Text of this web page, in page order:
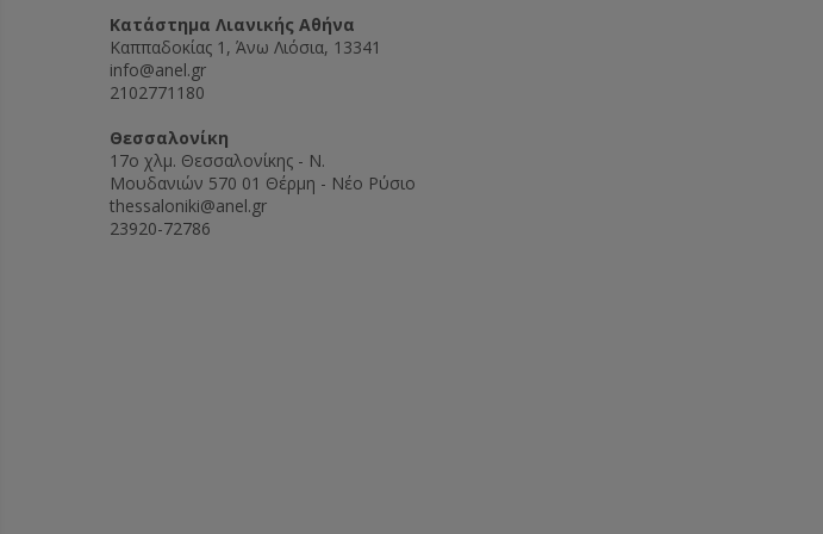
Kατάστημα Λιανικής Αθήνα
Καππαδοκίας 1, Άνω Λιόσια, 13341
info@anel.gr
2102771180
Θεσσαλονίκη
17ο χλμ. Θεσσαλονίκης - Ν.
Μουδανιών 570 01 Θέρμη - Νέο Ρύσιο
thessaloniki@anel.gr
23920-72786